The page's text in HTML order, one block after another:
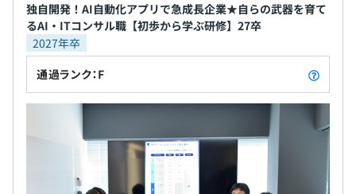
独自開発！AI自動化アプリで急成長企業★自らの武器を育て
るAI・ITコンサル職【初歩から学ぶ研修】27卒
2027年卒
通過ランク：F